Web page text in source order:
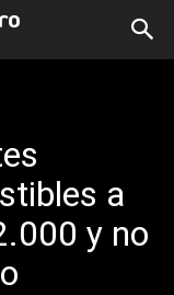
a
y no